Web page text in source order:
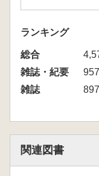
ランキング
総合
雑誌・紀要
雑誌
関連図書